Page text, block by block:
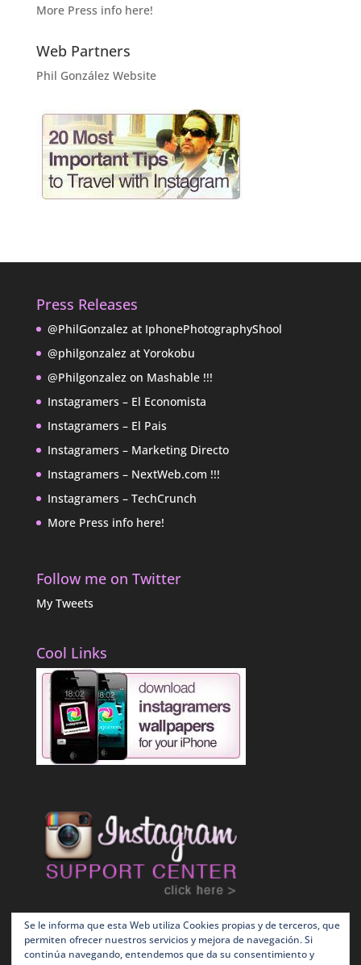
More Press info here!
Web Partners
Phil González Website
Press Releases
@PhilGonzalez at IphonePhotographyShool
@philgonzalez at Yorokobu
@Philgonzalez on Mashable !!!
Instagramers – El Economista
Instagramers – El Pais
Instagramers – Marketing Directo
Instagramers – NextWeb.com !!!
Instagramers – TechCrunch
More Press info here!
Follow me on Twitter
My Tweets
Cool Links
Se le informa que esta Web utiliza Cookies propias y de terceros, que
permiten ofrecer nuestros servicios y mejora de navegación. Si
continúa navegando, entendemos que da su consentimiento y